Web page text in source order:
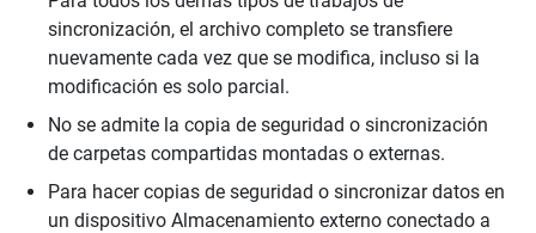
sincronización, el archivo completo se transfiere
nuevamente cada vez que se modifica, incluso si la
modificación es solo parcial.
No se admite la copia de seguridad o sincronización
de carpetas compartidas montadas o externas.
Para hacer copias de seguridad o sincronizar datos en
un dispositivo Almacenamiento externo conectado a